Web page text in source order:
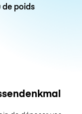
de poids